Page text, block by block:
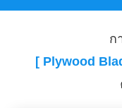
ก
[ Plywood